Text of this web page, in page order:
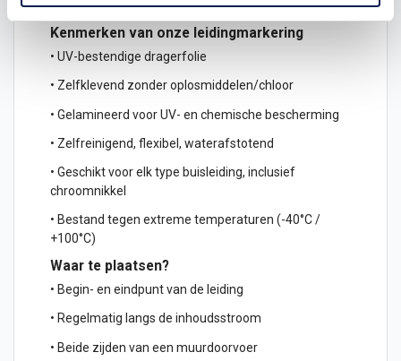
Kenmerken van onze leidingmarkering
• UV-bestendige dragerfolie
• Zelfklevend zonder oplosmiddelen/chloor
• Gelamineerd voor UV- en chemische bescherming
• Zelfreinigend, flexibel, waterafstotend
• Geschikt voor elk type buisleiding, inclusief
chroomnikkel
• Bestand tegen extreme temperaturen (-40°C /
+100°C)
Waar te plaatsen?
• Begin- en eindpunt van de leiding
• Regelmatig langs de inhoudsstroom
• Beide zijden van een muurdoorvoer